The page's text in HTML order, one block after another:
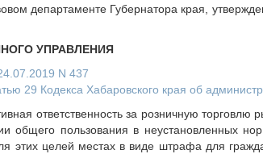
департаменте Губернатора края,
УПРАВЛЕНИЯ
N 437
29 Кодекса Хабаровского края об
ответственность за розничную торговлю
общего пользования в неустановленных
этих целей местах в виде штрафа для